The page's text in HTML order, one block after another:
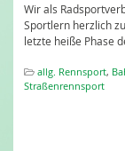
Wir als
Sportlern herzlich
letzte heiße Phase
allg. Rennsport,
Straßenrennsport